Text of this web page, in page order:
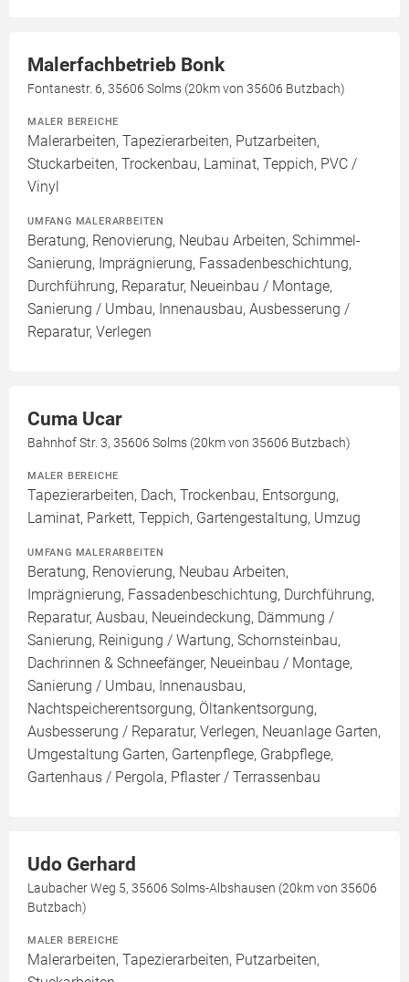
Malerfachbetrieb Bonk
Fontanestr. 6, 35606 Solms (20km von 35606 Butzbach)
MALER BEREICHE
Malerarbeiten, Tapezierarbeiten, Putzarbeiten,
Stuckarbeiten, Trockenbau, Laminat, Teppich, PVC /
Vinyl
UMFANG MALERARBEITEN
Beratung, Renovierung, Neubau Arbeiten, Schimmel-
Sanierung, Imprägnierung, Fassadenbeschichtung,
Durchführung, Reparatur, Neueinbau / Montage,
Sanierung / Umbau, Innenausbau, Ausbesserung /
Reparatur, Verlegen
Cuma Ucar
Bahnhof Str. 3, 35606 Solms (20km von 35606 Butzbach)
MALER BEREICHE
Tapezierarbeiten, Dach, Trockenbau, Entsorgung,
Laminat, Parkett, Teppich, Gartengestaltung, Umzug
UMFANG MALERARBEITEN
Beratung, Renovierung, Neubau Arbeiten,
Imprägnierung, Fassadenbeschichtung, Durchführung,
Reparatur, Ausbau, Neueindeckung, Dämmung /
Sanierung, Reinigung / Wartung, Schornsteinbau,
Dachrinnen & Schneefänger, Neueinbau / Montage,
Sanierung / Umbau, Innenausbau,
Nachtspeicherentsorgung, Öltankentsorgung,
Ausbesserung / Reparatur, Verlegen, Neuanlage Garten,
Umgestaltung Garten, Gartenpflege, Grabpflege,
Gartenhaus / Pergola, Pflaster / Terrassenbau
Udo Gerhard
Laubacher Weg 5, 35606 Solms-Albshausen (20km von 35606
Butzbach)
MALER BEREICHE
Malerarbeiten, Tapezierarbeiten, Putzarbeiten,